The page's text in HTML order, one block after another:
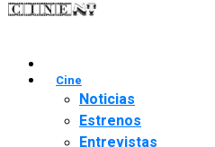
Cine
Noticias
Estrenos
Entrevistas